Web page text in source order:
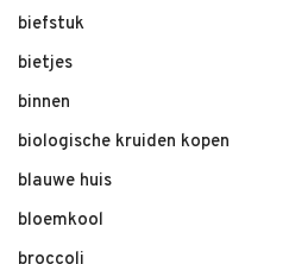
biefstuk
bietjes
binnen
biologische kruiden kopen
blauwe huis
bloemkool